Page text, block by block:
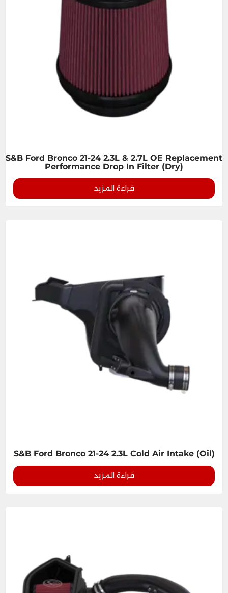
S&B Ford Bronco 21-24 2.3L & 2.7L OE Replacement
Performance Drop In Filter (Dry)
قراءة المزيد
S&B Ford Bronco 21-24 2.3L Cold Air Intake (Oil)
قراءة المزيد